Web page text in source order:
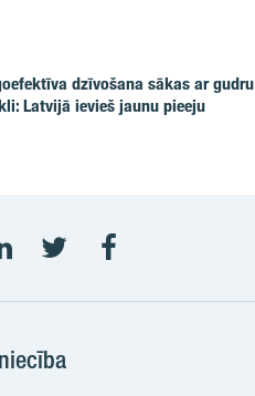
dzīvošana sākas ar gudru
Latvijā ievieš jaunu pieeju
Twitter